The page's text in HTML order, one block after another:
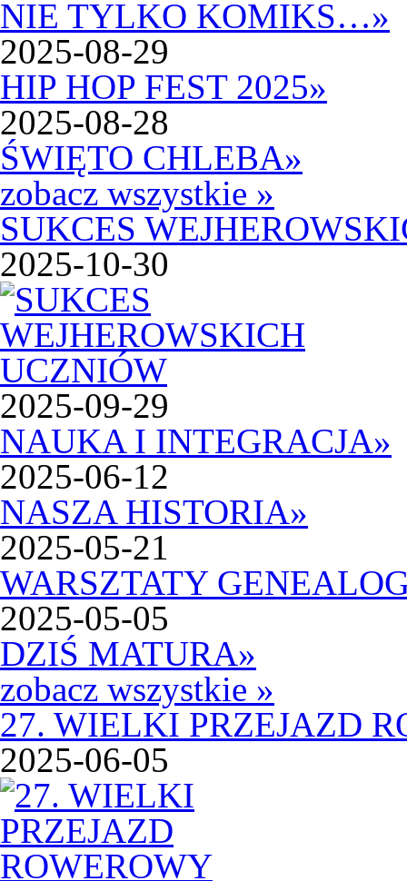
NIE TYLKO KOMIKS…»
2025-08-29
HIP HOP FEST 2025»
2025-08-28
ŚWIĘTO CHLEBA»
zobacz wszystkie »
SUKCES
2025-10-30
2025-09-29
NAUKA I INTEGRACJA»
2025-06-12
NASZA HISTORIA»
2025-05-21
WARSZTATY
2025-05-05
DZIŚ MATURA»
zobacz wszystkie »
27. WIELKI PRZEJAZD
2025-06-05